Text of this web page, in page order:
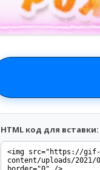
HTML код для вставки: